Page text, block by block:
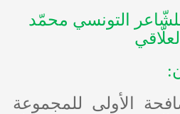
التونسي محمّد
العلّاقي
الأولى للمجموعة